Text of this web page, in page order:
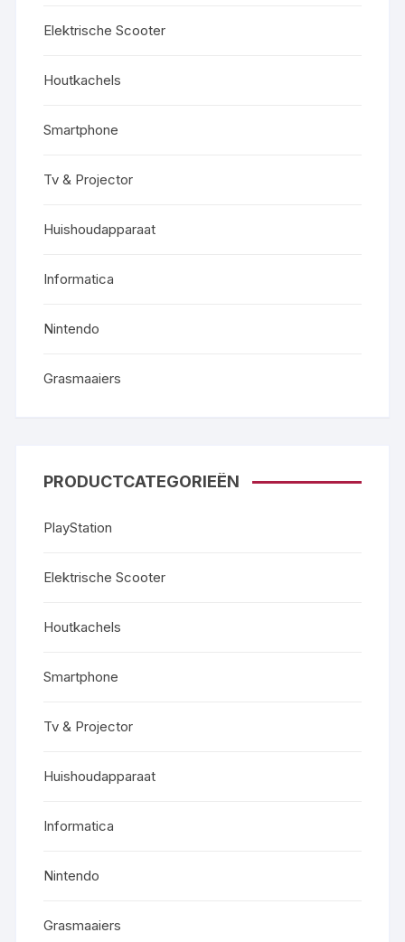
Elektrische Scooter
Houtkachels
Smartphone
Tv & Projector
Huishoudapparaat
Informatica
Nintendo
Grasmaaiers
PRODUCTCATEGORIEËN
PlayStation
Elektrische Scooter
Houtkachels
Smartphone
Tv & Projector
Huishoudapparaat
Informatica
Nintendo
Grasmaaiers